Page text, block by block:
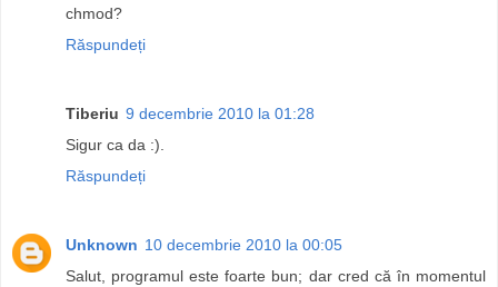
chmod?
Răspundeți
Tiberiu 9 decembrie 2010 la 01:28
Sigur ca da :).
Răspundeți
Unknown 10 decembrie 2010 la 00:05
Salut, programul este foarte bun; dar cred că în momentul